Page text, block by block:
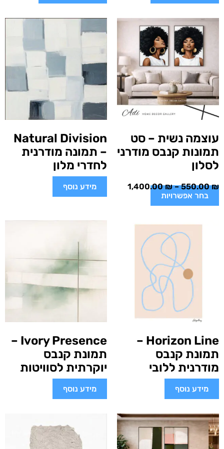
עוצמה נשית – סט
תמונות קנבס מודרני
לסלון
550.00₪
–
1,400.00₪
בחר אפשרויות
Natural Division
– תמונה מודרנית
לחדרי מלון
מידע נוסף
Horizon Line –
תמונת קנבס
מודרנית ללובי
מידע נוסף
Ivory Presence –
תמונת קנבס
יוקרתית לסוויטות
מידע נוסף